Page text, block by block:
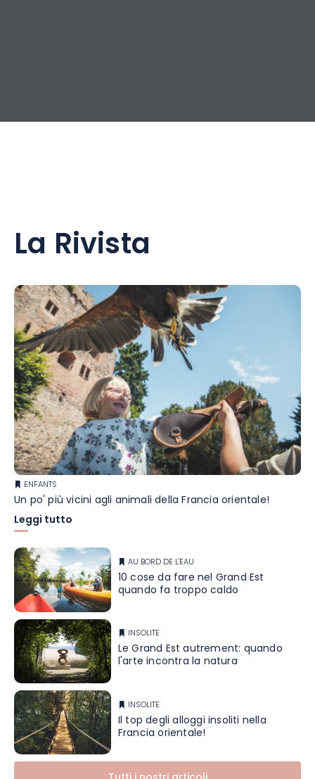
La Rivista
ENFANTS
Un po' più vicini agli animali della Francia orientale!
Leggi tutto
AU BORD DE L'EAU
10 cose da fare nel Grand Est
quando fa troppo caldo
INSOLITE
Le Grand Est autrement: quando
l'arte incontra la natura
INSOLITE
Il top degli alloggi insoliti nella
Francia orientale!